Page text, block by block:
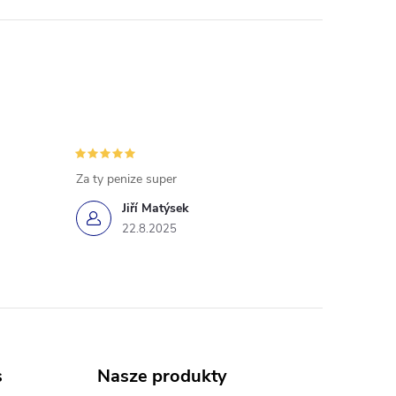
Jiří Matýsek
22.8.2025
Za ty penize super
Nasze produkty